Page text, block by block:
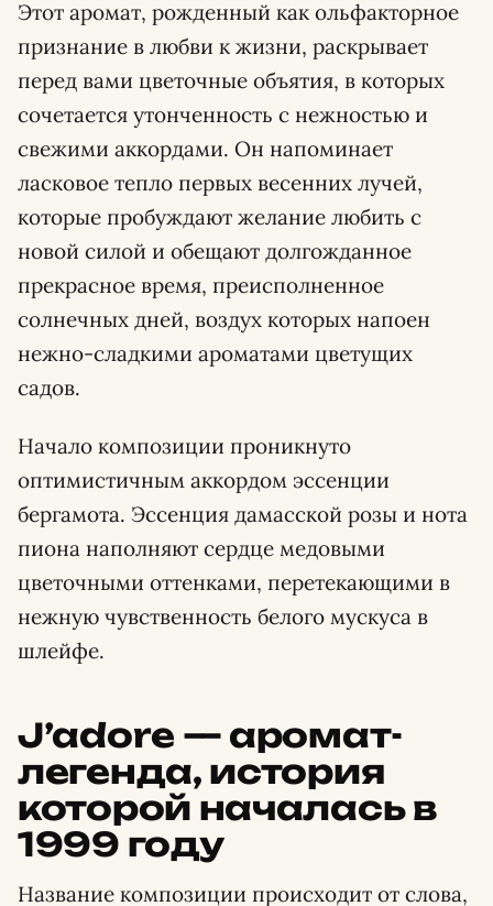
Этот аромат, рожденный как ольфакторное
признание в любви к жизни, раскрывает
перед вами цветочные объятия, в которых
сочетается утонченность с нежностью и
свежими аккордами. Он напоминает
ласковое тепло первых весенних лучей,
которые пробуждают желание любить с
новой силой и обещают долгожданное
прекрасное время, преисполненное
солнечных дней, воздух которых напоен
нежно-сладкими ароматами цветущих
садов.
Начало композиции проникнуто
оптимистичным аккордом эссенции
бергамота. Эссенция дамасской розы и нота
пиона наполняют сердце медовыми
цветочными оттенками, перетекающими в
нежную чувственность белого мускуса в
шлейфе.
J’adore — аромат-
легенда, история
которой началась в
1999 году
Название композиции происходит от слова,